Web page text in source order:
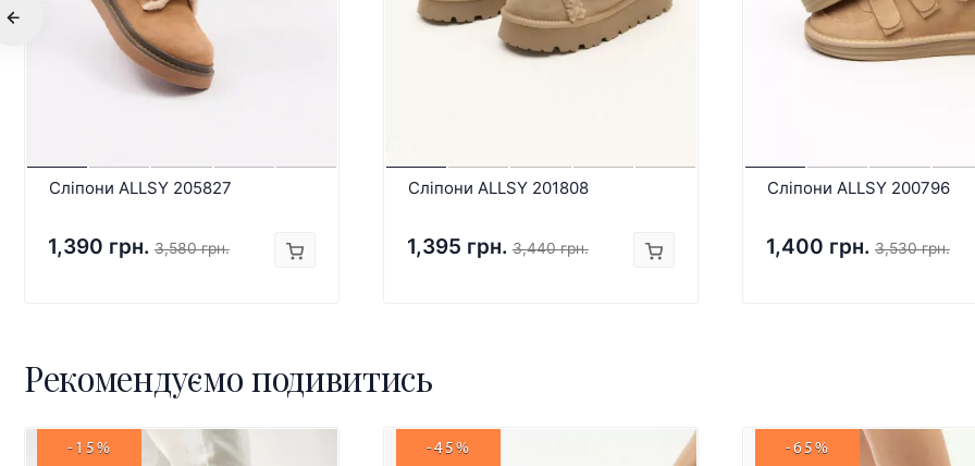
Сліпони ALLSY 205827
1,390 грн. 3,580 грн.
Сліпони ALLSY 201808
1,395 грн. 3,440 грн.
Сліпони ALLSY 200796
1,400 грн. 3,530 грн.
Рекомендуємо подивитись
-15% -45% -65%